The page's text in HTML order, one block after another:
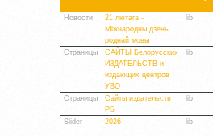
Новости
21 лютага -
Міжнародны дзень
роднай мовы
lib
Страницы
САЙТЫ Белорусских
ИЗДАТЕЛЬСТВ и
издающих центров
УВО
lib
Страницы
Сайты издательств
РБ
lib
Slider
2026 lib